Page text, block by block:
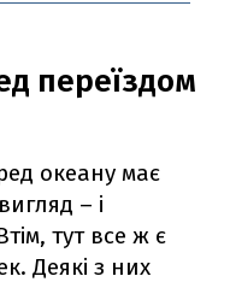
переїздом
океану має
– і
тут все ж є
Деякі з них